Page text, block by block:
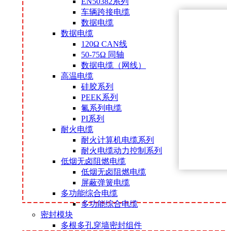
车辆跨接电缆
数据电缆
数据电缆
120Ω CAN线
50-75Ω 同轴
数据电缆（网线）
高温电缆
硅胶系列
PEEK系列
氟系列电缆
PI系列
耐火电缆
耐火计算机电缆系列
耐火电缆动力控制系列
低烟无卤阻燃电缆
低烟无卤阻燃电缆
屏蔽弹簧电缆
多功能综合电缆
多功能综合电缆
密封模块
多根多孔穿墙密封组件